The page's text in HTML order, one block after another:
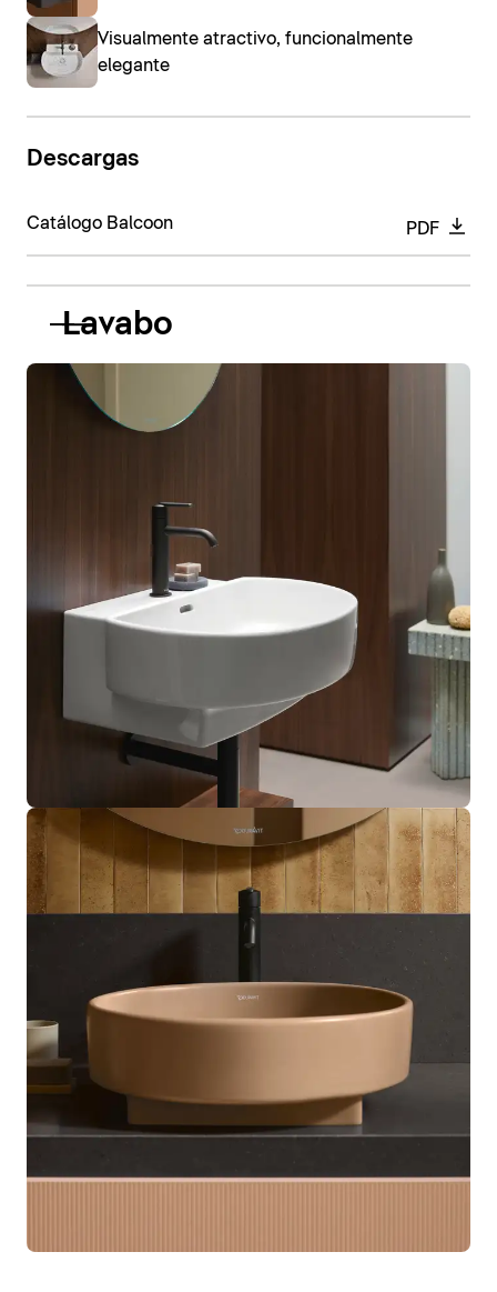
Visualmente atractivo, funcionalmente
elegante
Descargas
Catálogo Balcoon PDF
Lavabo